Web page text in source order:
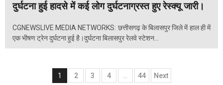
दुर्घटना हुई हादसे में कई लोग दुर्घटनाग्रस्त हुए रेस्क्यू जारी।
CGNEWSLIVE MEDIA NETWORKS: छत्तीसगढ़ के बिलासपुर जिले में हाल ही में
एक भीषण ट्रेन दुर्घटना हुई है।दुर्घटना बिलासपुर रेलवे स्टेशन...
Posts
1 2 3 4 44 Next